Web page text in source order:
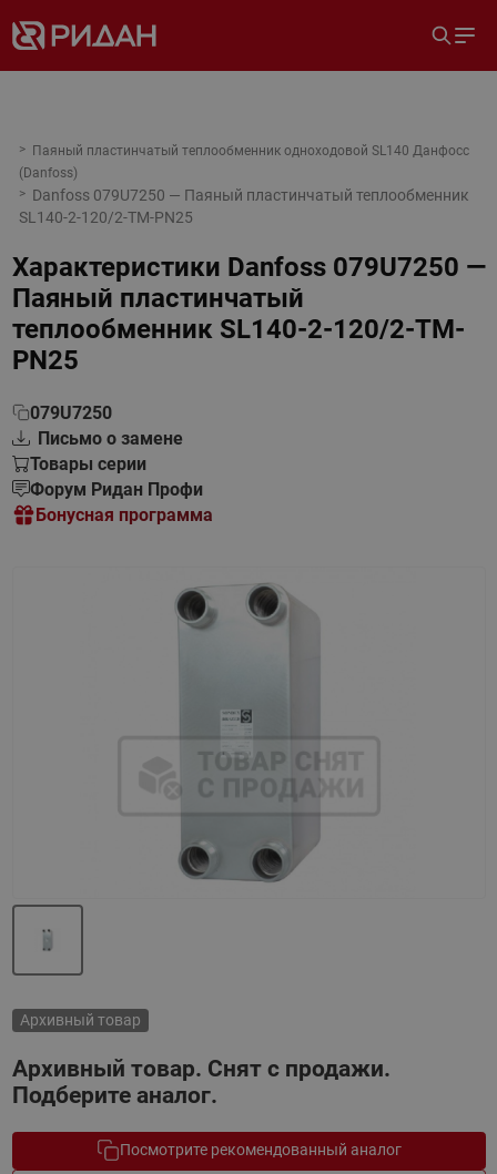
Паяный пластинчатый теплообменник одноходовой SL140 Данфосс
(Danfoss)
Danfoss 079U7250 — Паяный пластинчатый теплообменник
SL140-2-120/2-TM-PN25
Характеристики Danfoss 079U7250 —
Паяный пластинчатый
теплообменник SL140-2-120/2-TM-
PN25
079U7250
Письмо о замене
Товары серии
Форум Ридан Профи
Бонусная программа
Архивный товар
Архивный товар. Снят с продажи.
Подберите аналог.
Посмотрите рекомендованный аналог